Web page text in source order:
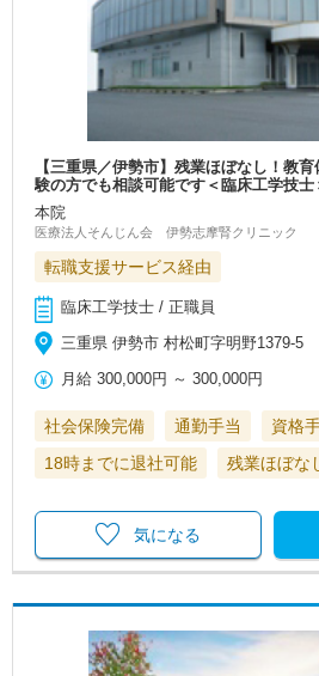
【三重県／伊勢市】残業ほぼなし！教
験の方でも相談可能です＜臨床工学技士
本院
医療法人そんじん会 伊勢志摩腎クリニック
転職支援サービス経由
臨床工学技士 / 正職員
三重県 伊勢市 村松町字明野1379-5
月給 300,000円 ～300,000円
社会保険完備 通勤手当
資格
18時までに退社可能
残業ほぼな
気になる